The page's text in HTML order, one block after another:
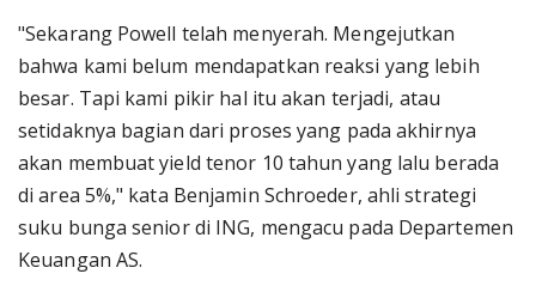
"Sekarang Powell telah menyerah. Mengejutkan
bahwa kami belum mendapatkan reaksi yang lebih
besar. Tapi kami pikir hal itu akan terjadi, atau
setidaknya bagian dari proses yang pada akhirnya
akan membuat yield tenor 10 tahun yang lalu berada
di area 5%," kata Benjamin Schroeder, ahli strategi
suku bunga senior di ING, mengacu pada Departemen
Keuangan AS.